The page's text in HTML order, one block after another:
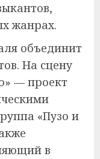
жанрах.
объединит
На сцену
— проект
«Пузо и
в